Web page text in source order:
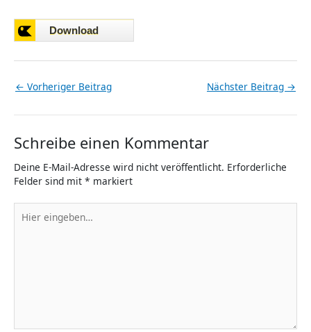
← Vorheriger Beitrag Nächster Beitrag →
Schreibe einen Kommentar
Deine E-Mail-Adresse wird nicht veröffentlicht. Erforderliche
Felder sind mit * markiert
eingeben…